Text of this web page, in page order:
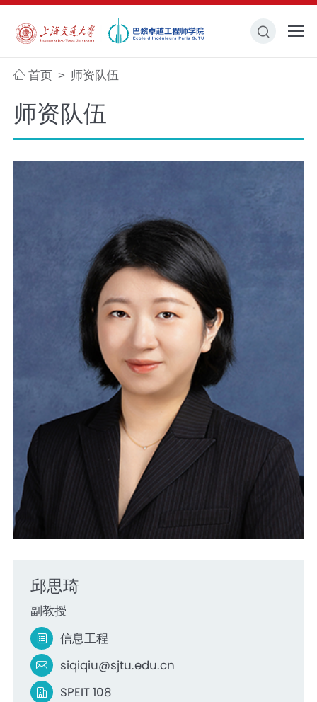
首页 > 师资队伍
师资队伍
邱思琦
副教授
信息工程
siqiqiu@sjtu.edu.cn
SPEIT 108